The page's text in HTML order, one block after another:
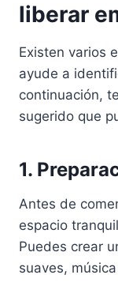
liberar
Existen varios
ayude a
continuación,
sugerido que
1.
Antes de
espacio
Puedes crear
suaves,